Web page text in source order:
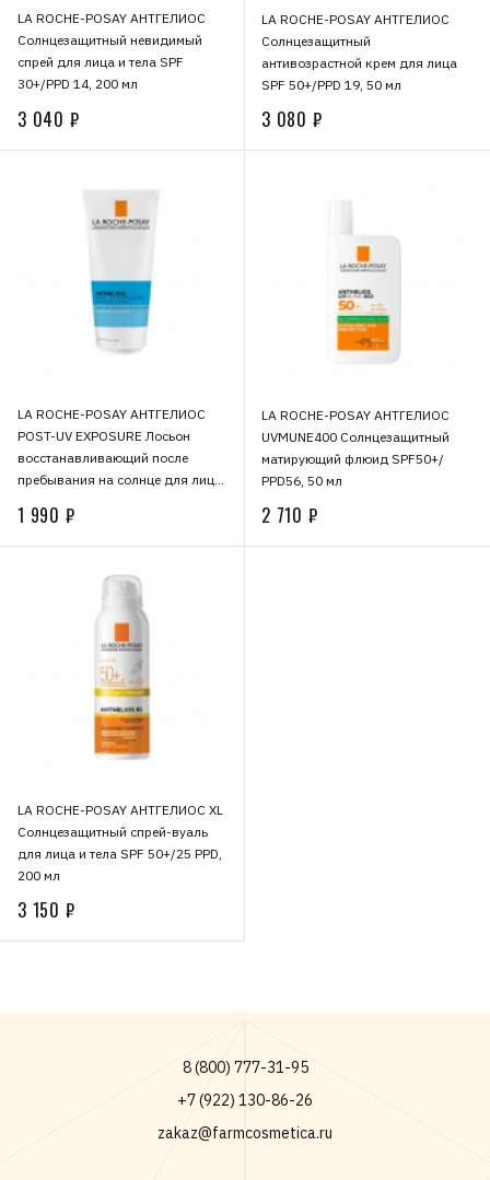
LA ROCHE-POSAY АНТГЕЛИОС
Солнцезащитный невидимый
спрей для лица и тела SPF
30+/PPD 14, 200 мл
3 040 ₽
LA ROCHE-POSAY АНТГЕЛИОС
Солнцезащитный
антивозрастной крем для лица
SPF 50+/PPD 19, 50 мл
3 080 ₽
LA ROCHE-POSAY АНТГЕЛИОС
POST-UV EXPOSURE Лосьон
восстанавливающий после
пребывания на солнце для лица
1 990 ₽
LA ROCHE-POSAY АНТГЕЛИОС
UVMUNE400 Солнцезащитный
матирующий флюид SPF50+/
PPD56, 50 мл
2 710 ₽
LA ROCHE-POSAY АНТГЕЛИОС XL
Солнцезащитный спрей-вуаль
для лица и тела SPF 50+/25 PPD,
200 мл
3 150 ₽
8 (800) 777-31-95
+7 (922) 130-86-26
zakaz@farmcosmetica.ru